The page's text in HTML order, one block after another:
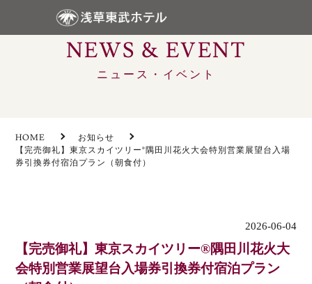
NEWS & EVENT
ニュース・イベント
HOME
お知らせ
【完売御礼】東京スカイツリー®隅田川花火大会特別営業展望台入場
券引換券付宿泊プラン（朝食付）
2026-06-04
【完売御礼】東京スカイツリー®隅田川花火大
会特別営業展望台入場券引換券付宿泊プラン